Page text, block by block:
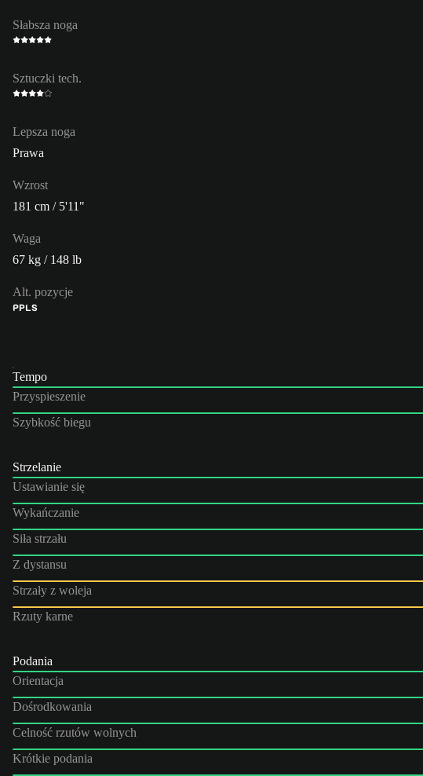
Słabsza noga
Sztuczki tech.
Lepsza noga
Prawa
Wzrost
181 cm / 5'11"
Waga
67 kg / 148 lb
Alt. pozycje
PPLS
Tempo
Przyspieszenie
Szybkość biegu
Strzelanie
Ustawianie się
Wykańczanie
Siła strzału
Z dystansu
Strzały z woleja
Rzuty karne
Podania
Orientacja
Dośrodkowania
Celność rzutów wolnych
Krótkie podania